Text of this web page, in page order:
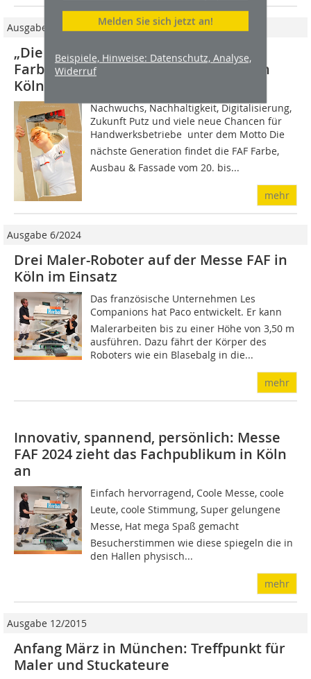
Melden Sie sich jetzt an!
Beispiele, Hinweise: Datenschutz, Analyse,
Widerruf
Ausgabe 1-2/2019
„Die nächste Generation“ auf der FAF
Farbe Ausbau & Fassade Ende März in
Köln
Nachwuchs, Nachhaltigkeit, Digitalisierung,
Zukunft Putz und viele neue Chancen für
Handwerksbetriebe  unter dem Motto Die
nächste Generation findet die FAF Farbe,
Ausbau & Fassade vom 20. bis...
mehr
Ausgabe 6/2024
Drei Maler-Roboter auf der Messe FAF in
Köln im Einsatz
Das französische Unternehmen Les
Companions hat Paco entwickelt. Er kann
Malerarbeiten bis zu einer Höhe von 3,50 m
ausführen. Dazu fährt der Körper des
Roboters wie ein Blasebalg in die...
mehr
Innovativ, spannend, persönlich: Messe
FAF 2024 zieht das Fachpublikum in Köln
an
Einfach hervorragend, Coole Messe, coole
Leute, coole Stimmung, Super gelungene
Messe, Hat mega Spaß gemacht 
Besucherstimmen wie diese spiegeln die in
den Hallen physisch...
mehr
Ausgabe 12/2015
Anfang März in München: Treffpunkt für
Maler und Stuckateure